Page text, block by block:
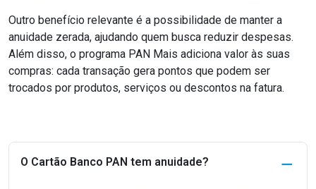
Outro benefício relevante é a possibilidade de manter a
anuidade zerada, ajudando quem busca reduzir despesas.
Além disso, o programa PAN Mais adiciona valor às suas
compras: cada transação gera pontos que podem ser
trocados por produtos, serviços ou descontos na fatura.
O Cartão Banco PAN tem anuidade?